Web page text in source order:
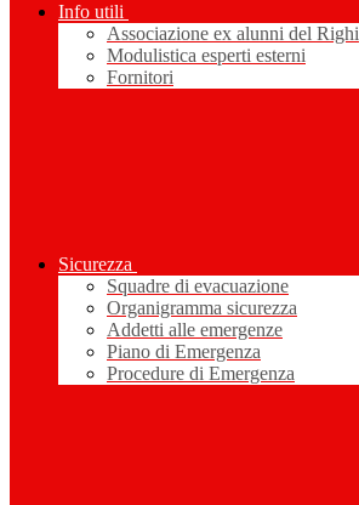
Info utili
Associazione ex alunni del Righi
Modulistica esperti esterni
Fornitori
Sicurezza
Squadre di evacuazione
Organigramma sicurezza
Addetti alle emergenze
Piano di Emergenza
Procedure di Emergenza